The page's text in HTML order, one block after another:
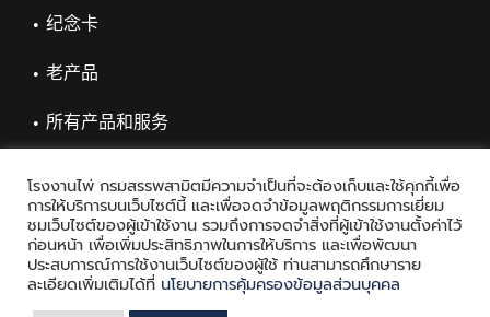
纪念卡
老产品
所有产品和服务
Copyright © 2021 Playing Card Factory, all rights reserved
โรงงานไพ่ กรมสรรพสามิตมีความจำเป็นที่จะต้องเก็บและใช้คุกกี้เพื่อ
การให้บริการบนเว็บไซต์นี้ และเพื่อจดจำข้อมูลพฤติกรรมการเยี่ยม
ชมเว็บไซต์ของผู้เข้าใช้งาน รวมถึงการจดจำสิ่งที่ผู้เข้าใช้งานตั้งค่าไว้
ก่อนหน้า เพื่อเพิ่มประสิทธิภาพในการให้บริการ และเพื่อพัฒนา
ประสบการณ์การใช้งานเว็บไซต์ของผู้ใช้ ท่านสามารถศึกษาราย
ละเอียดเพิ่มเติมได้ที่ นโยบายการคุ้มครองข้อมูลส่วนบุคคล